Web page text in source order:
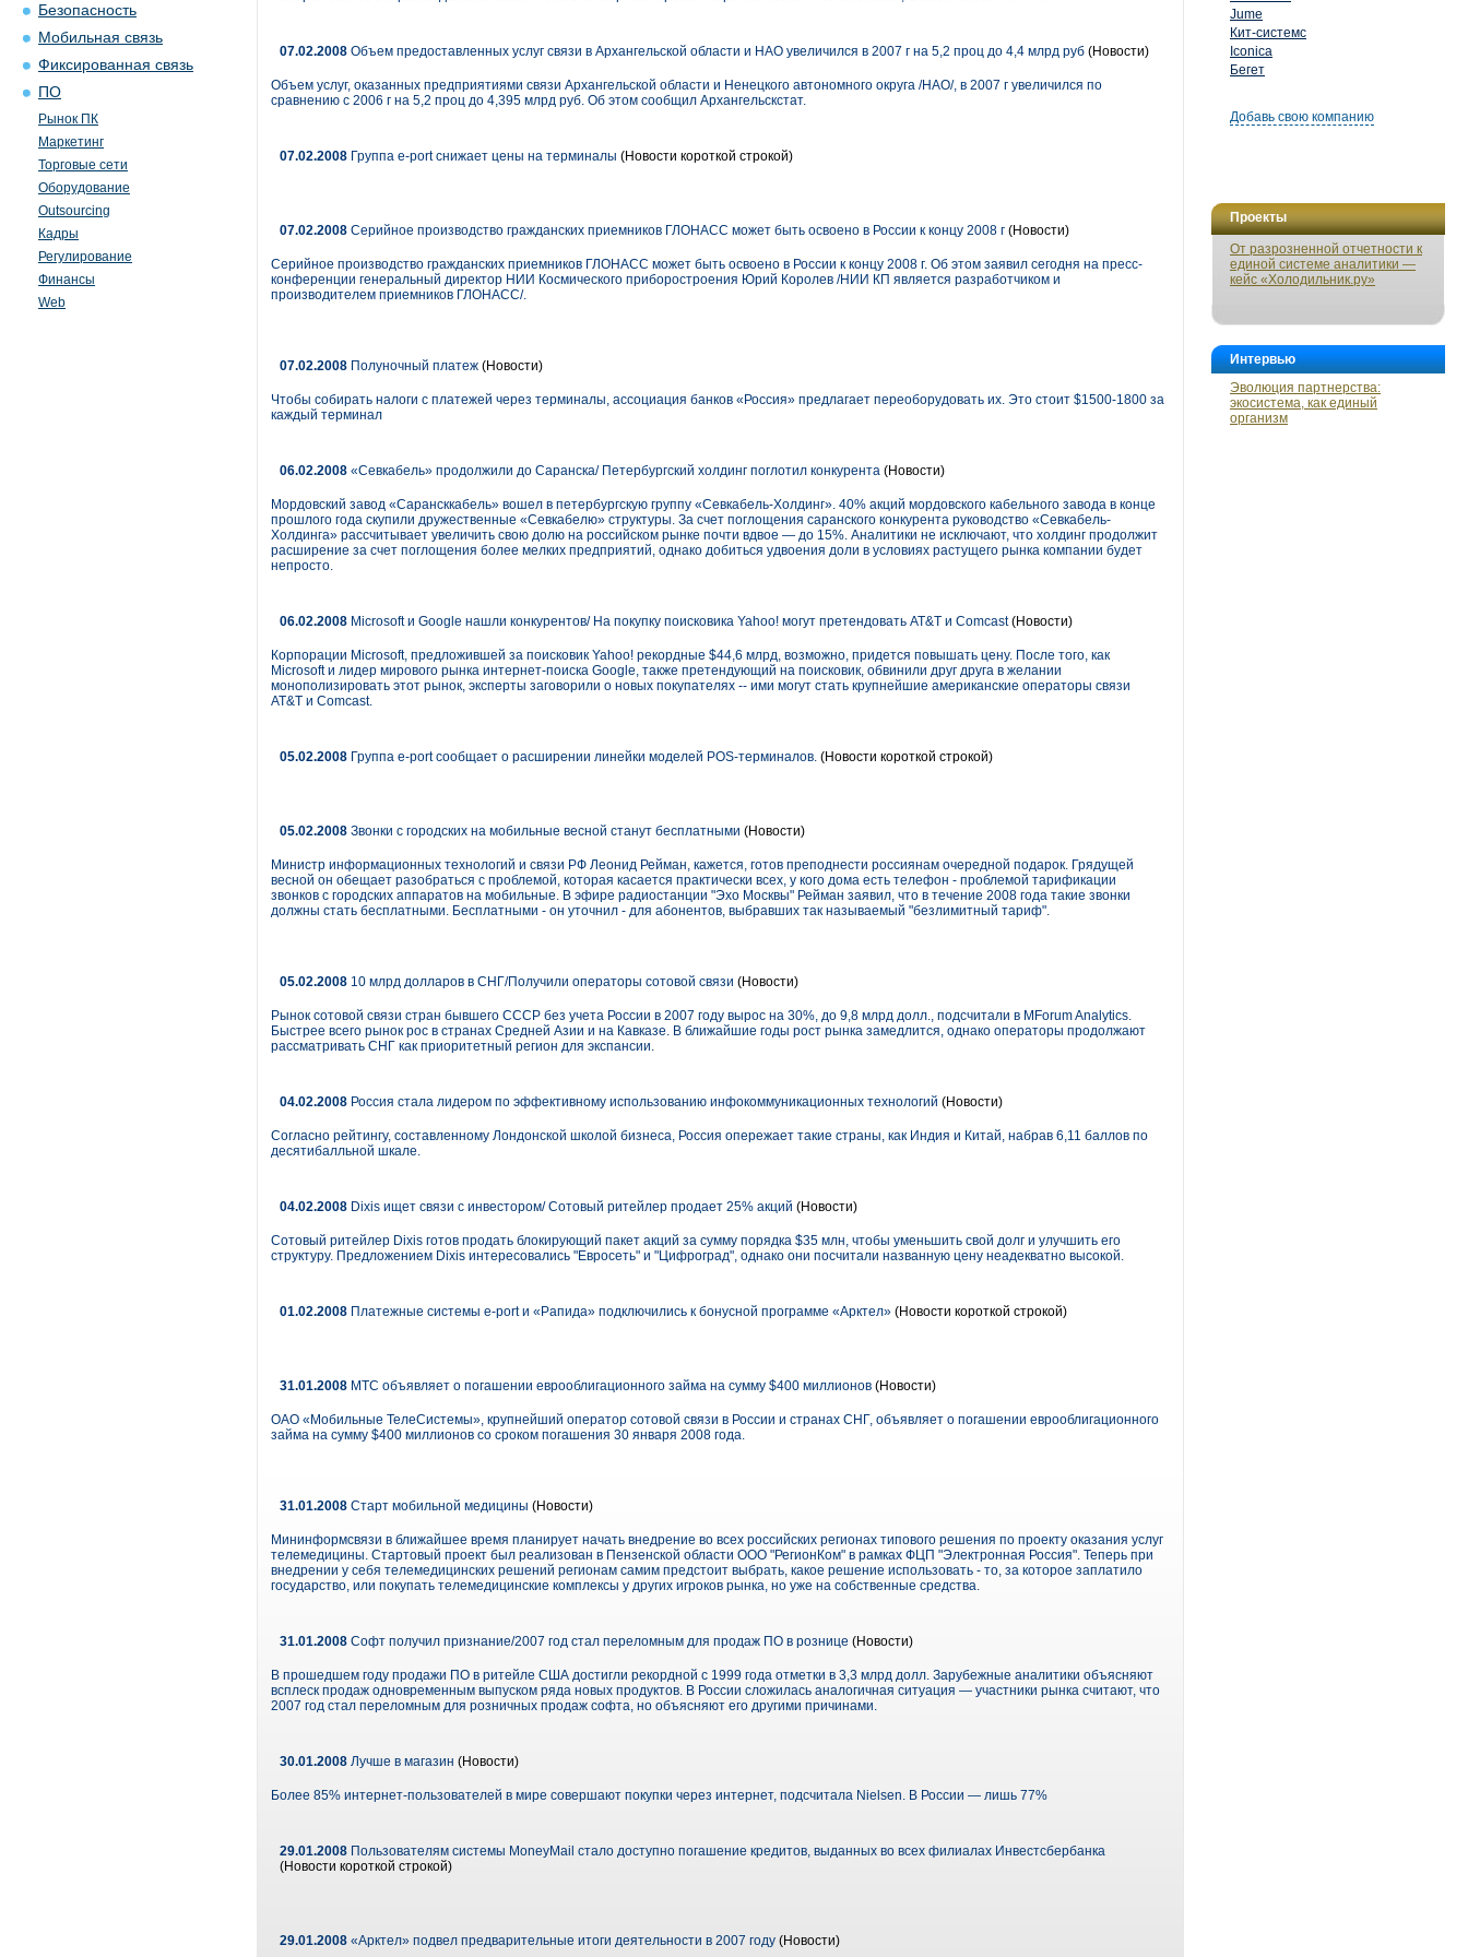
Безопасность
Мобильная связь
Фиксированная связь
ПО
Рынок ПК
Маркетинг
Торговые сети
Оборудование
Outsourcing
Кадры
Регулирование
Финансы
Web
Jume
Кит-системс
Iconica
Бегет
Добавь свою компанию
Проекты
От разрозненной отчетности к
единой системе аналитики —
кейс «Холодильник.ру»
Интервью
Эволюция партнерства:
экосистема, как единый
организм
07.02.2008 Объем предоставленных услуг связи в Архангельской области и НАО увеличился в 2007 г на 5,2 проц до 4,4 млрд руб (Новости)
Объем услуг, оказанных предприятиями связи Архангельской области и Ненецкого автономного округа /НАО/, в 2007 г увеличился по
сравнению с 2006 г на 5,2 проц до 4,395 млрд руб. Об этом сообщил Архангельскстат.
07.02.2008 Группа e-port снижает цены на терминалы (Новости короткой строкой)
07.02.2008 Серийное производство гражданских приемников ГЛОНАСС может быть освоено в России к концу 2008 г (Новости)
Серийное производство гражданских приемников ГЛОНАСС может быть освоено в России к концу 2008 г. Об этом заявил сегодня на пресс-
конференции генеральный директор НИИ Космического приборостроения Юрий Королев /НИИ КП является разработчиком и
производителем приемников ГЛОНАСС/.
07.02.2008 Полуночный платеж (Новости)
Чтобы собирать налоги с платежей через терминалы, ассоциация банков «Россия» предлагает переоборудовать их. Это стоит $1500-1800 за
каждый терминал
06.02.2008 «Севкабель» продолжили до Саранска/ Петербургский холдинг поглотил конкурента (Новости)
Мордовский завод «Сарансккабель» вошел в петербургскую группу «Севкабель-Холдинг». 40% акций мордовского кабельного завода в конце
прошлого года скупили дружественные «Севкабелю» структуры. За счет поглощения саранского конкурента руководство «Севкабель-
Холдинга» рассчитывает увеличить свою долю на российском рынке почти вдвое — до 15%. Аналитики не исключают, что холдинг продолжит
расширение за счет поглощения более мелких предприятий, однако добиться удвоения доли в условиях растущего рынка компании будет
непросто.
06.02.2008 Microsoft и Google нашли конкурентов/ На покупку поисковика Yahoo! могут претендовать AT&T и Comcast(Новости)
Корпорации Microsoft, предложившей за поисковик Yahoo! рекордные $44,6 млрд, возможно, придется повышать цену. После того, как
Microsoft и лидер мирового рынка интернет-поиска Google, также претендующий на поисковик, обвинили друг друга в желании
монополизировать этот рынок, эксперты заговорили о новых покупателях -- ими могут стать крупнейшие американские операторы связи
AT&T и Comcast.
05.02.2008 Группа e-port сообщает о расширении линейки моделей POS-терминалов. (Новости короткой строкой)
05.02.2008 Звонки с городских на мобильные весной станут бесплатными (Новости)
Министр информационных технологий и связи РФ Леонид Рейман, кажется, готов преподнести россиянам очередной подарок. Грядущей
весной он обещает разобраться с проблемой, которая касается практически всех, у кого дома есть телефон - проблемой тарификации
звонков с городских аппаратов на мобильные. В эфире радиостанции "Эхо Москвы" Рейман заявил, что в течение 2008 года такие звонки
должны стать бесплатными. Бесплатными - он уточнил - для абонентов, выбравших так называемый "безлимитный тариф".
05.02.2008 10 млрд долларов в СНГ/Получили операторы сотовой связи (Новости)
Рынок сотовой связи стран бывшего СССР без учета России в 2007 году вырос на 30%, до 9,8 млрд долл., подсчитали в MForum Analytics.
Быстрее всего рынок рос в странах Средней Азии и на Кавказе. В ближайшие годы рост рынка замедлится, однако операторы продолжают
рассматривать СНГ как приоритетный регион для экспансии.
04.02.2008 Россия стала лидером по эффективному использованию инфокоммуникационных технологий (Новости)
Согласно рейтингу, составленному Лондонской школой бизнеса, Россия опережает такие страны, как Индия и Китай, набрав 6,11 баллов по
десятибалльной шкале.
04.02.2008 Dixis ищет связи с инвестором/ Сотовый ритейлер продает 25% акций (Новости)
Сотовый ритейлер Dixis готов продать блокирующий пакет акций за сумму порядка $35 млн, чтобы уменьшить свой долг и улучшить его
структуру. Предложением Dixis интересовались "Евросеть" и "Цифроград", однако они посчитали названную цену неадекватно высокой.
01.02.2008 Платежные системы e-port и «Рапида» подключились к бонусной программе «Арктел» (Новости короткой строкой)
31.01.2008 МТС объявляет о погашении еврооблигационного займа на сумму $400 миллионов (Новости)
ОАО «Мобильные ТелеСистемы», крупнейший оператор сотовой связи в России и странах СНГ, объявляет о погашении еврооблигационного
займа на сумму $400 миллионов со сроком погашения 30 января 2008 года.
31.01.2008 Старт мобильной медицины (Новости)
Мининформсвязи в ближайшее время планирует начать внедрение во всех российских регионах типового решения по проекту оказания услуг
телемедицины. Стартовый проект был реализован в Пензенской области ООО "РегионКом" в рамках ФЦП "Электронная Россия". Теперь при
внедрении у себя телемедицинских решений регионам самим предстоит выбрать, какое решение использовать - то, за которое заплатило
государство, или покупать телемедицинские комплексы у других игроков рынка, но уже на собственные средства.
31.01.2008 Софт получил признание/2007 год стал переломным для продаж ПО в рознице (Новости)
В прошедшем году продажи ПО в ритейле США достигли рекордной с 1999 года отметки в 3,3 млрд долл. Зарубежные аналитики объясняют
всплеск продаж одновременным выпуском ряда новых продуктов. В России сложилась аналогичная ситуация — участники рынка считают, что
2007 год стал переломным для розничных продаж софта, но объясняют его другими причинами.
30.01.2008 Лучше в магазин (Новости)
Более 85% интернет-пользователей в мире совершают покупки через интернет, подсчитала Nielsen. В России — лишь 77%
29.01.2008 Пользователям системы MoneyMail стало доступно погашение кредитов, выданных во всех филиалах Инвестсбербанка
(Новости короткой строкой)
29.01.2008 «Арктел» подвел предварительные итоги деятельности в 2007 году (Новости)